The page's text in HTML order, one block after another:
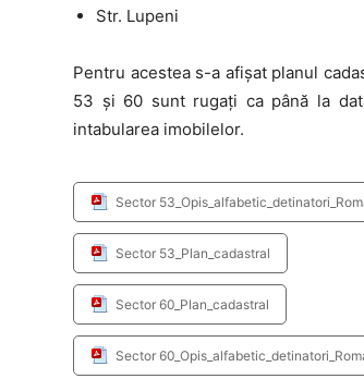
Str. Lupeni
Pentru acestea s-a afișat planul
53 și 60 sunt rugați ca până la
intabularea imobilelor.
Sector
Sector 53_Plan_cadastral
Sector 60_Plan_cadastral
Sector